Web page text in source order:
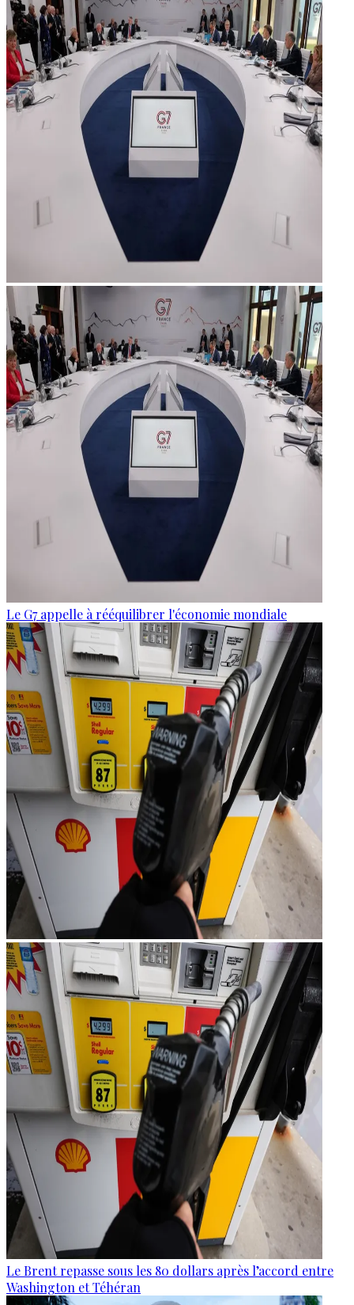
Le G7 appelle à rééquilibrer l'économie mondiale
Le Brent repasse sous les 80 dollars après l’accord entre
Washington et Téhéran